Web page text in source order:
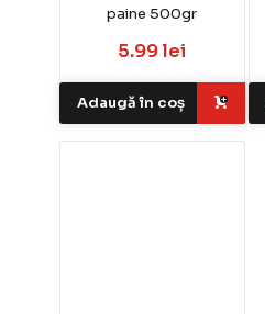
paine 500gr
5.99 lei
Adaugă în coș